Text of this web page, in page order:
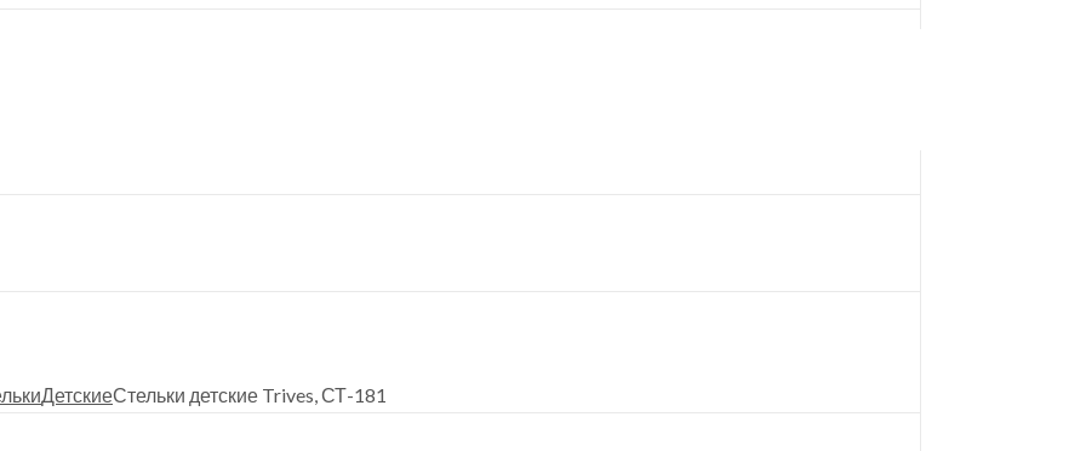
ДетскиеСтельки детские Trives, СТ-181